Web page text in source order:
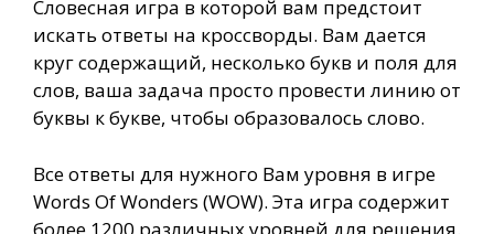
Словесная игра в которой вам предстоит
искать ответы на кроссворды. Вам дается
круг содержащий, несколько букв и поля для
слов, ваша задача просто провести линию от
буквы к букве, чтобы образовалось слово.
Все ответы для нужного Вам уровня в игре
Words Of Wonders (WOW). Эта игра содержит
более 1200 различных уровней для решения.